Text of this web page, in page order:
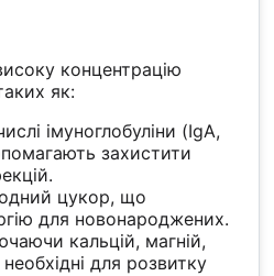
концентрацію
як:
імуноглобуліни (IgA,
захистити
цукор, що
для новонароджених.
кальцій, магній,
для розвитку